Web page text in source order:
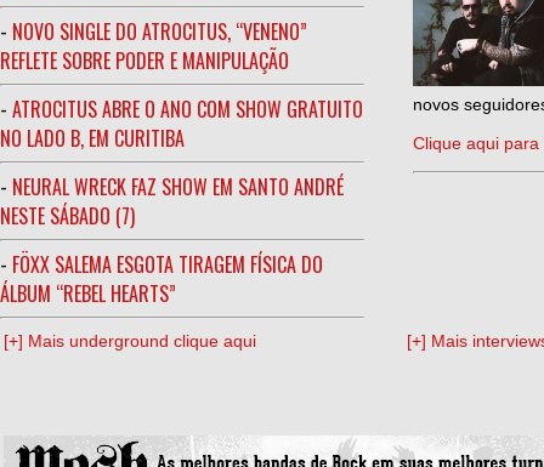
- NOVO SINGLE DO ATROCITUS, “VENENO”
REFLETE SOBRE PODER E MANIPULAÇÃO
- ATROCITUS ABRE O ANO COM SHOW GRATUITO
NO LADO B, EM CURITIBA
- NEURAL WRECK FAZ SHOW EM SANTO ANDRÉ
NESTE SÁBADO (7)
- FÖXX SALEMA ESGOTA TIRAGEM FÍSICA DO
ÁLBUM “REBEL HEARTS”
novos
Clique aqui para
[+] Mais underground clique aqui [+] Mais